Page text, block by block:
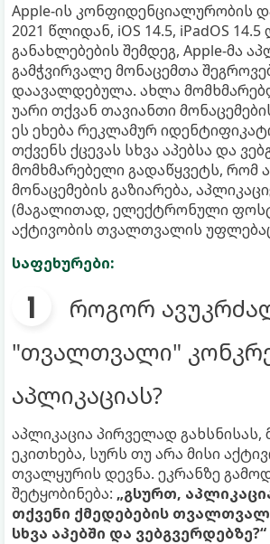
Apple-ის კონფიდენციალურობის
2021 წლიდან, iOS 14.5, iPadOS 14.5
განახლებების შემდეგ, Apple-მა
გამჭვირვალე მონაცემთა
დაავალდებულა. ახლა
უარი თქვან თავიანთი
ეს ეხება რეკლამურ
თქვენს ქცევას სხვა აპებსა და
მომხმარებელი გადაწყვეტს, რომ
მონაცემების გაზიარება,
(მაგალითად, ელექტრონული
აქტივობის თვალთვალის
საფეხურები:
როგორ
"თვალთვალი"
აპლიკაციას?
აპლიკაცია პირველად გახსნისას,
ეკითხება, სურს თუ არა მისი
თვალყურის დევნა. ეკრანზე
შეტყობინება: „გსურთ,
თქვენი ქმედებების
სხვა აპებში და ვებგვერდებზე?“